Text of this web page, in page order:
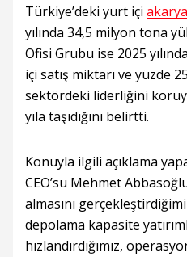
Türkiye’deki yurt içi
yılında 34,5 milyon tona
Ofisi Grubu ise 2025
içi satış miktarı ve yüzde
sektördeki liderliğini
yıla taşıdığını belirtti.
Konuyla ilgili açıklama
CEO’su Mehmet
almasını
depolama kapasite
hızlandırdığımız,